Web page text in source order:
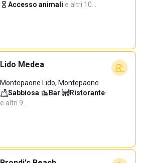
Accesso animali·e altri 10…
Lido Medea
Montepaone Lido, Montepaone
Sabbiosa· Bar· Ristorante·
e altri 9…